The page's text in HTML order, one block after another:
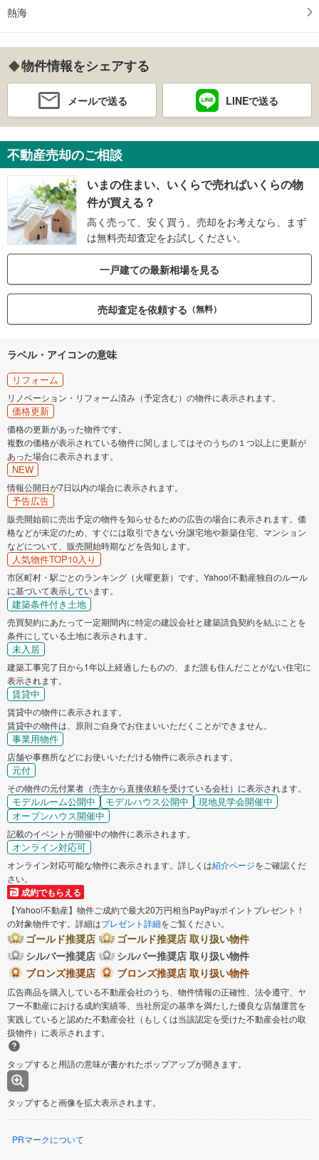
熱海
物件情報をシェアする
メールで送る LINEで送る
不動産売却のご相談
いまの住まい、いくらで売ればいくらの物
件が買える？
高く売って、安く買う。売却をお考えなら、まず
は無料売却査定をお試しください。
一戸建ての最新相場を見る
売却査定を依頼する （無料）
ラベル・アイコンの意味
リフォーム
リノベーション・リフォーム済み（予定含む）の物件に表示されます。
価格更新
価格の更新があった物件です。
複数の価格が表示されている物件に関しましてはそのうちの１つ以上に更新が
あった場合に表示されます。
NEW
情報公開日が7日以内の場合に表示されます。
予告広告
販売開始前に売出予定の物件を知らせるための広告の場合に表示されます。価
格などが未定のため、すぐには取引できない分譲宅地や新築住宅、マンション
などについて、販売開始時期などを告知します。
人気物件TOP10入り
市区町村・駅ごとのランキング（火曜更新）です。Yahoo!不動産独自のルール
に基づいて表示しています。
建築条件付き土地
売買契約にあたって一定期間内に特定の建設会社と建築請負契約を結ぶことを
条件にしている土地に表示されます。
未入居
建築工事完了日から1年以上経過したものの、まだ誰も住んだことがない住宅に
表示されます。
賃貸中
賃貸中の物件に表示されます。
賃貸中の物件は、原則ご自身でお住まいいただくことができません。
事業用物件
店舗や事務所などにお使いいただける物件に表示されます。
元付
その物件の元付業者（売主から直接依頼を受けている会社）に表示されます。
モデルルーム公開中 モデルハウス公開中
現地見学会開催中
オープンハウス開催中
記載のイベントが開催中の物件に表示されます。
オンライン対応可
オンライン対応可能な物件に表示されます。詳しくは紹介ページをご確認くだ
さい。
成約でもらえる
【Yahoo!不動産】物件ご成約で最大20万円相当PayPayポイントプレゼント！
の対象物件です。詳細はプレゼント詳細をご覧ください。
ゴールド推奨店
ゴールド推奨店 取り扱い物件
シルバー推奨店
シルバー推奨店 取り扱い物件
ブロンズ推奨店
ブロンズ推奨店 取り扱い物件
広告商品を購入している不動産会社のうち、物件情報の正確性、法令遵守、ヤ
フー不動産における成約実績等、当社所定の基準を満たした優良な店舗運営を
実践していると認めた不動産会社（もしくは当該認定を受けた不動産会社の取
扱物件）に表示されます。
タップすると用語の意味が書かれたポップアップが開きます。
タップすると画像を拡大表示されます。
PRマークについて